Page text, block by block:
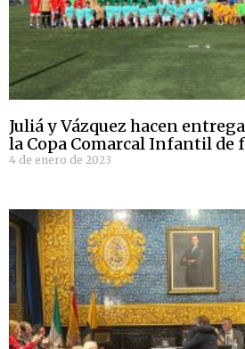
Juliá y Vázquez hacen
la Copa Comarcal Infantil de
4 de enero de 2023